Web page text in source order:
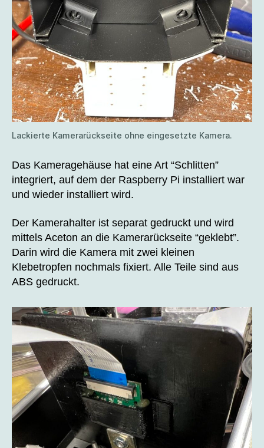
Lackierte Kamerarückseite ohne eingesetzte Kamera.
Das Kameragehäuse hat eine Art “Schlitten”
integriert, auf dem der Raspberry Pi installiert war
und wieder installiert wird.
Der Kamerahalter ist separat gedruckt und wird
mittels Aceton an die Kamerarückseite “geklebt”.
Darin wird die Kamera mit zwei kleinen
Klebetropfen nochmals fixiert. Alle Teile sind aus
ABS gedruckt.